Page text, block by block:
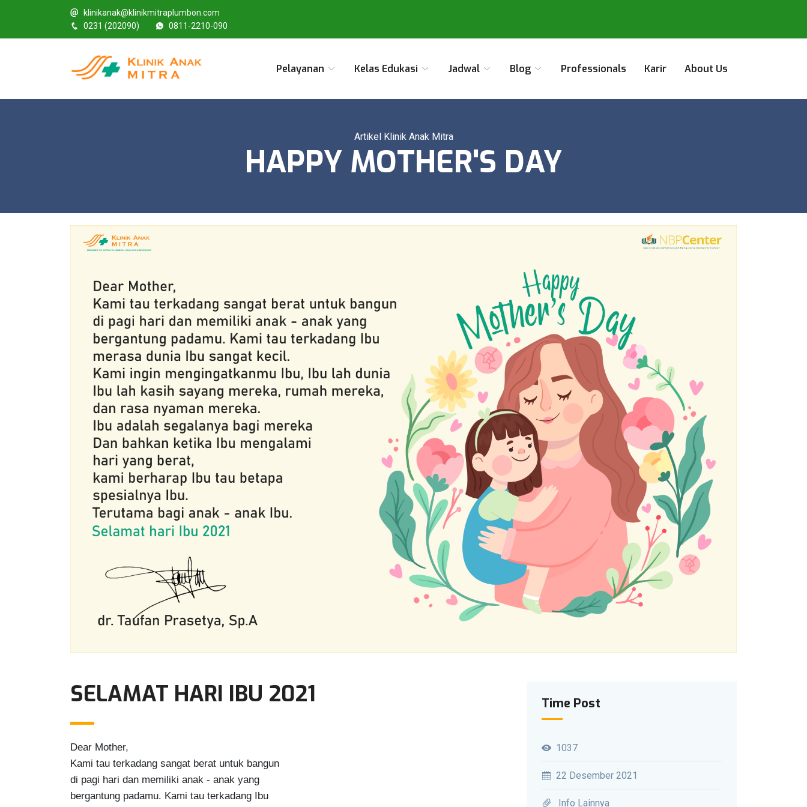
klinikanak@klinikmitraplumbon.com
0231 (202090)
0811-2210-090
Pelayanan Kelas Edukasi Jadwal Blog Professionals Karir About Us
Artikel Klinik Anak Mitra
HAPPY MOTHER'S DAY
SELAMAT HARI IBU 2021
Dear Mother,
Kami tau terkadang sangat berat untuk bangun
di pagi hari dan memiliki anak - anak yang
bergantung padamu. Kami tau terkadang Ibu
Time Post
1037
22 Desember 2021
Info Lainnya